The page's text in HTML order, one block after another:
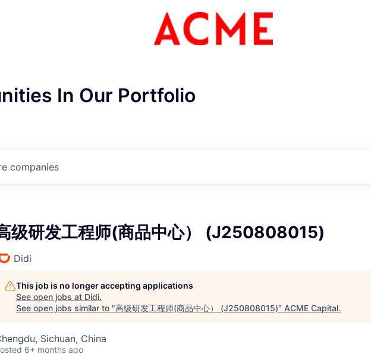
In Our Portfolio
companies
级研发工程师(商品中心） (J250808015)
Didi
This job is no longer accepting applications
See open jobs at Didi.
See open jobs similar to "高级研发工程师(商品中心） (J250808015)" ACME Capital.
Sichuan, China
6+ months ago